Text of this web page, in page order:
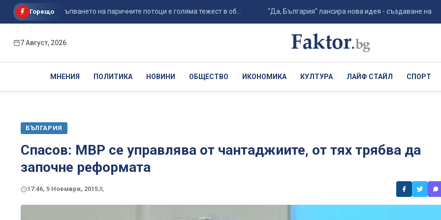
Горещо
Постъпването на паричните потоци е голяма тежест в об... "Да, България" лансира нова идея - създаване на агенция
7 Август, 2026
МНЕНИЯ ПОЛИТИКА НОВИНИ ОБЩЕСТВО ИКОНОМИКА КУЛТУРА ЛАЙФ СТАЙЛ СПОРТ
БЪЛГАРИЯ
​Спасов: МВР се управлява от чантаджиите, от тях трябва да
започне реформата
17:46, 5 Ноември, 2015